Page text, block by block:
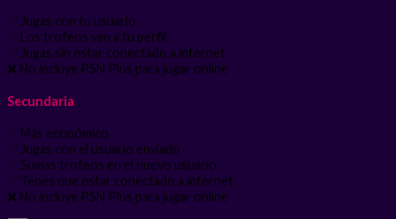
✅ Jugas con tu usuario
✅ Los trofeos van a tu perfil
✅ Jugas sin estar conectado a internet
❌ No incluye PSN Plus para jugar online
Secundaria
✅ Más económico
✅ Jugas con el usuario enviado
✅ Sumas trofeos en el nuevo usuario
✅ Tenes que estar conectado a internet
❌ No incluye PSN Plus para jugar online